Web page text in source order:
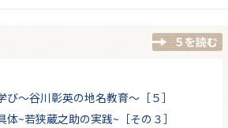
５を読む
～谷川彰英の地名教育～［５］
~若狭蔵之助の実践~［その３］